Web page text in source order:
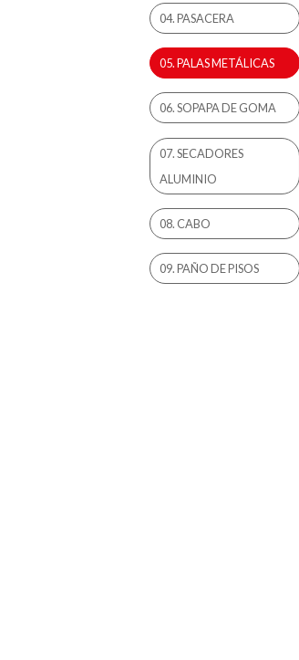
04. PASACERA
05. PALAS METÁLICAS
06. SOPAPA DE GOMA
07. SECADORES
ALUMINIO
08. CABO
09. PAÑO DE PISOS